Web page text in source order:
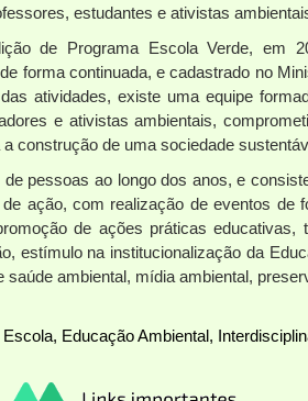
estudantes e ativistas
de Programa Escola Verde, em
forma continuada, e cadastrado no
atividades, existe uma equipe
e ativistas ambientais,
construção de uma sociedade
pessoas ao longo dos anos, e
ação, com realização de eventos de
de ações práticas educativas,
estímulo na institucionalização da
saúde ambiental, mídia ambiental,
Escola, Educação Ambiental,